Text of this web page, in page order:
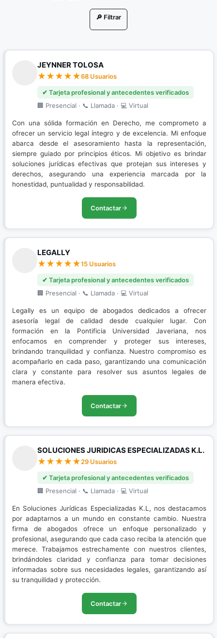
Porte Ilegal de Armas
Restitución de Tierras
Sistema Penal Acusatorio
🔎 Filtrar
JEYNNER TOLOSA
68 Usuarios
✔ Tarjeta profesional y antecedentes verificados
🏢 Presencial · 📞 Llamada · 💻 Virtual
Con una sólida formación en Derecho, me comprometo a
ofrecer un servicio legal íntegro y de excelencia. Mi enfoque
abarca desde el asesoramiento hasta la representación,
siempre guiado por principios éticos. Mi objetivo es brindar
soluciones jurídicas efectivas que protejan sus intereses y
derechos, asegurando una experiencia marcada por la
honestidad, puntualidad y responsabilidad.
Contactar
LEGALLY
15 Usuarios
✔ Tarjeta profesional y antecedentes verificados
🏢 Presencial · 📞 Llamada · 💻 Virtual
Legally es un equipo de abogados dedicados a ofrecer
asesoría legal de calidad desde cualquier lugar. Con
formación en la Pontificia Universidad Javeriana, nos
enfocamos en comprender y proteger sus intereses,
brindando tranquilidad y confianza. Nuestro compromiso es
acompañarlo en cada paso, garantizando una comunicación
clara y constante para resolver sus asuntos legales de
manera efectiva.
Contactar
SOLUCIONES JURIDICAS ESPECIALIZADAS K.L.
29 Usuarios
✔ Tarjeta profesional y antecedentes verificados
🏢 Presencial · 📞 Llamada · 💻 Virtual
En Soluciones Jurídicas Especializadas K.L, nos destacamos
por adaptarnos a un mundo en constante cambio. Nuestra
firma de abogados ofrece un enfoque personalizado y
profesional, asegurando que cada caso reciba la atención que
merece. Trabajamos estrechamente con nuestros clientes,
brindándoles claridad y confianza para tomar decisiones
informadas sobre sus necesidades legales, garantizando así
su tranquilidad y protección.
Contactar